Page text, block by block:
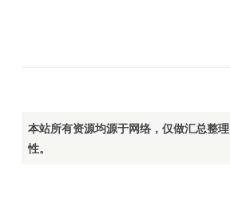
本站所有资源均源于网络，仅做汇总整
性。